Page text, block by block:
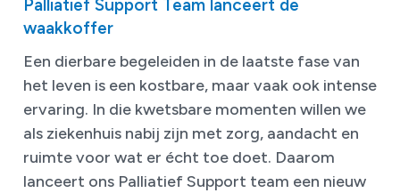
Palliatief Support Team lanceert de
waakkoffer
Een dierbare begeleiden in de laatste fase van
het leven is een kostbare, maar vaak ook intense
ervaring. In die kwetsbare momenten willen we
als ziekenhuis nabij zijn met zorg, aandacht en
ruimte voor wat er écht toe doet. Daarom
lanceert ons Palliatief Support team een nieuw